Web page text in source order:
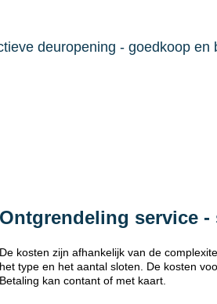
deuropening - goedkoop en
Ontgrendeling service
De kosten zijn afhankelijk van de
het type en het aantal sloten. De kosten
Betaling kan contant of met kaart.